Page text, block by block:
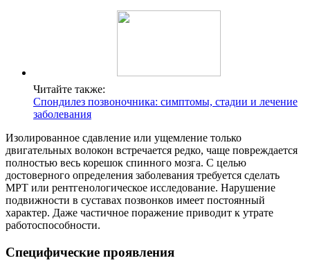
Читайте также:
Спондилез позвоночника: симптомы, стадии и лечение
заболевания
Изолированное сдавление или ущемление только
двигательных волокон встречается редко, чаще повреждается
полностью весь корешок спинного мозга. С целью
достоверного определения заболевания требуется сделать
МРТ или рентгенологическое исследование. Нарушение
подвижности в суставах позвонков имеет постоянный
характер. Даже частичное поражение приводит к утрате
работоспособности.
Специфические проявления